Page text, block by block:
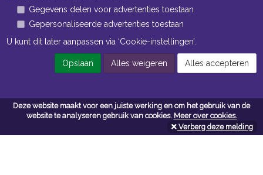
Deze website maakt voor een juiste werking en om het gebruik van de
website te analyseren gebruik van cookies. Meer over cookies.
Verberg deze melding
ma t/m vr 8:30 uur tot 17:00 uur
Openingstijden Magazijn
ma t/m vr 7:00 uur tot 16:30 uur
Navigatie
Algemene voorwaarden
Privacy
Gegevens delen voor advertenties toestaan
Gepersonaliseerde advertenties toestaan
U kunt dit later aanpassen via ‘Cookie-instellingen’.
Opslaan Alles weigeren Alles accepteren